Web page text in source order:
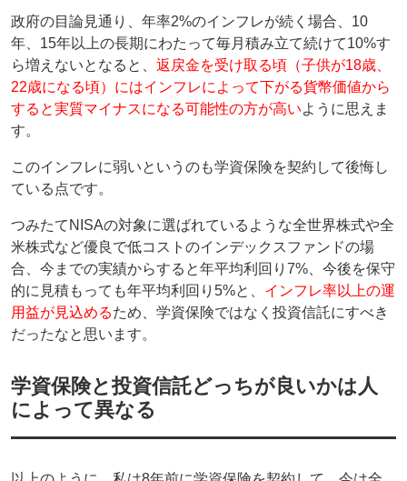
政府の目論見通り、年率2%のインフレが続く場合、10
年、15年以上の長期にわたって毎月積み立て続けて10%す
ら増えないとなると、 返戻金を受け取る頃（子供が18歳、
22歳になる頃）にはインフレによって下がる貨幣価値から
すると実質マイナスになる可能性の方が高いように思えま
す。
このインフレに弱いというのも学資保険を契約して後悔し
ている点です。
つみたてNISAの対象に選ばれているような全世界株式や全
米株式など優良で低コストのインデックスファンドの場
合、今までの実績からすると年平均利回り7%、今後を保守
的に見積もっても年平均利回り5%と、 インフレ率以上の運
用益が見込めるため、学資保険ではなく投資信託にすべき
だったなと思います。
学資保険と投資信託どっちが良いかは人
によって異なる